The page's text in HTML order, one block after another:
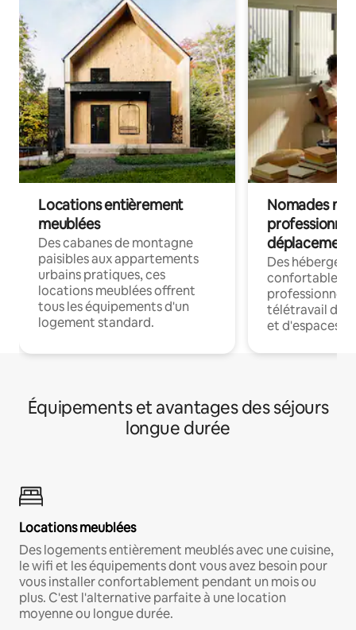
Locations entièrement
meublées
Des cabanes de montagne
paisibles aux appartements
urbains pratiques, ces
locations meublées offrent
tous les équipements d'un
logement standard.
Nomades
déplacement
Des
confortables
professionnels
télétravail
et d'espaces
Équipements et avantages des séjours
longue durée
Locations meublées
Des logements entièrement meublés avec une cuisine,
le wifi et les équipements dont vous avez besoin pour
vous installer confortablement pendant un mois ou
plus. C'est l'alternative parfaite à une location
moyenne ou longue durée.